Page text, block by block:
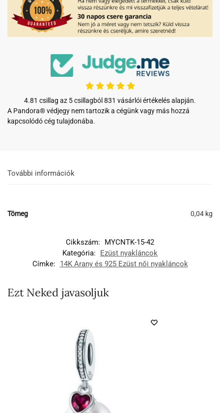
4.81 csillag az 5 csillagból 831 vásárlói értékelés alapján.
A Pandora® védjegy nem tartozik a cégünk vagy más hozzá
kapcsolódó cég tulajdonába.
További információk
Tömeg 0,04 kg
Cikkszám:
MYCNTK-15-42
Kategória:
Ezüst nyakláncok
Címke:
14K Arany és 925 Ezüst női nyakláncok
Ezt Neked javasoljuk